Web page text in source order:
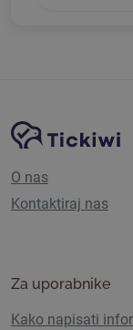
Navigacija
O nas
Kontaktiraj nas
Za uporabnike
Kako napisati